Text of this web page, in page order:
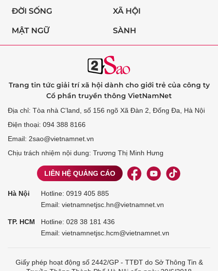
ĐỜI SỐNG XÃ HỘI
MẬT NGỮ SÀNH
Trang tin tức giải trí xã hội dành cho giới trẻ của công ty
Cổ phần truyền thông VietNamNet
Địa chỉ: Tòa nhà C’land, số 156 ngõ Xã Đàn 2, Đống Đa, Hà Nội
Điện thoại: 094 388 8166
Email: 2sao@vietnamnet.vn
Chịu trách nhiệm nội dung: Trương Thị Minh Hưng
LIÊN HỆ QUẢNG CÁO
Hà Nội Hotline: 0919 405 885
Email: vietnamnetjsc.hn@vietnamnet.vn
TP. HCM Hotline: 028 38 181 436
Email: vietnamnetjsc.hcm@vietnamnet.vn
Giấy phép hoạt động số 2442/GP - TTĐT do Sở Thông Tin &